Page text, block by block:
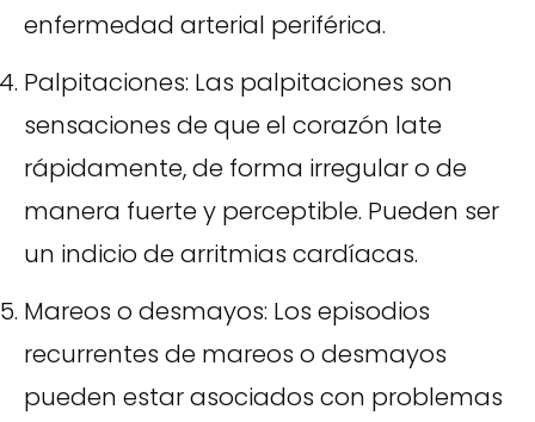
enfermedad arterial periférica.
Palpitaciones: Las palpitaciones son
sensaciones de que el corazón late
rápidamente, de forma irregular o de
manera fuerte y perceptible. Pueden ser
un indicio de arritmias cardíacas.
Mareos o desmayos: Los episodios
recurrentes de mareos o desmayos
pueden estar asociados con problemas